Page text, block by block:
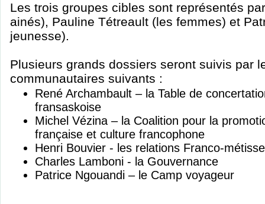
Les trois groupes cibles sont représentés
ainés), Pauline Tétreault (les femmes) et
jeunesse).
Plusieurs grands dossiers seront suivis par
communautaires suivants :
René Archambault – la Table de
fransaskoise
Michel Vézina – la Coalition pour la
française et culture francophone
Henri Bouvier - les relations Franco-
Charles Lamboni - la Gouvernance
Patrice Ngouandi – le Camp voyageur